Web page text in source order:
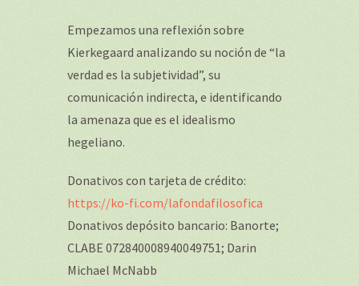
Empezamos una reflexión sobre
Kierkegaard analizando su noción de “la
verdad es la subjetividad”, su
comunicación indirecta, e identificando
la amenaza que es el idealismo
hegeliano.
Donativos con tarjeta de crédito:
https://ko-fi.com/lafondafilosofica
Donativos depósito bancario: Banorte;
CLABE 072840008940049751; Darin
Michael McNabb